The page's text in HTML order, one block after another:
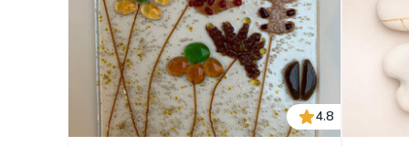
4.8